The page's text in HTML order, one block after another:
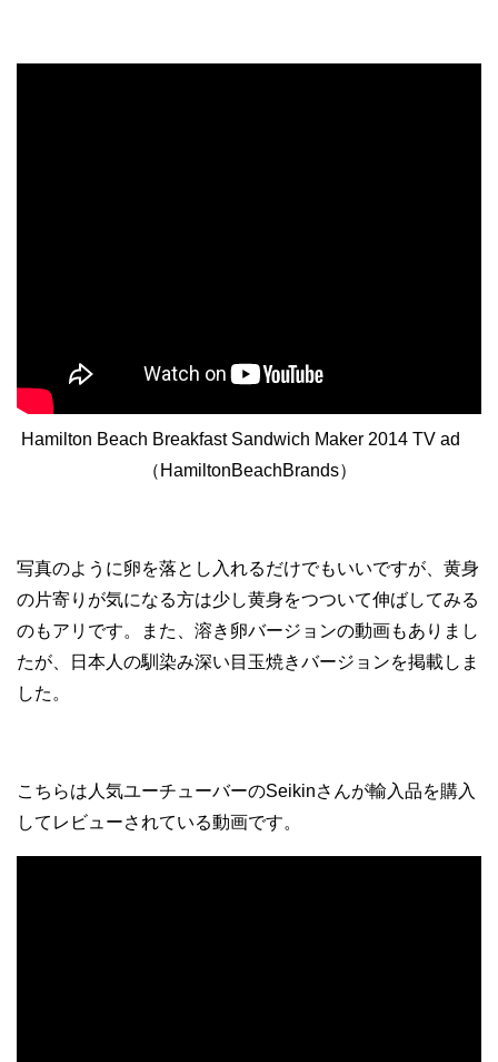
Hamilton Beach Breakfast Sandwich Maker 2014 TV ad
（HamiltonBeachBrands）
写真のように卵を落とし入れるだけでもいいですが、黄身
の片寄りが気になる方は少し黄身をつついて伸ばしてみる
のもアリです。また、溶き卵バージョンの動画もありまし
たが、日本人の馴染み深い目玉焼きバージョンを掲載しま
した。
こちらは人気ユーチューバーのSeikinさんが輸入品を購入
してレビューされている動画です。